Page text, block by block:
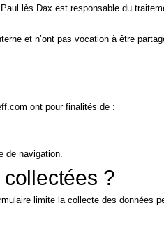
lès Dax est responsable du
et n’ont pas vocation à être
ont pour finalités de :
de navigation.
?
limite la collecte des données